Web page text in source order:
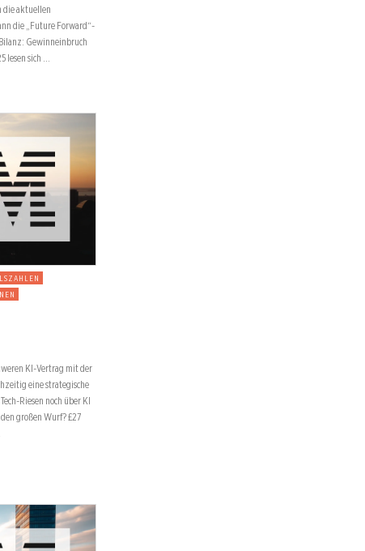
die aktuellen
die „Future Forward“-
Gewinneinbruch
sich …
KI-Vertrag mit der
eine strategische
Riesen noch über KI
großen Wurf? £27